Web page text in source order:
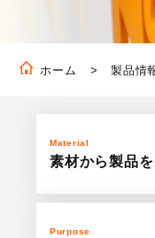
ホーム 製品情
Material
素材から製品を
Purpose